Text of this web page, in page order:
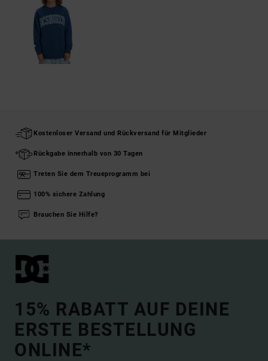
Kostenloser Versand und Rückversand für Mitglieder
Rückgabe innerhalb von 30 Tagen
Treten Sie dem Treueprogramm bei
100% sichere Zahlung
Brauchen Sie Hilfe?
15% RABATT AUF DEINE
ERSTE BESTELLUNG
ONLINE*